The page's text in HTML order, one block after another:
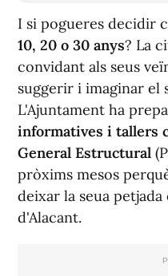
I si pogueres decidir
10, 20 o 30 anys? La
convidant als seus
suggerir i imaginar el
L'Ajuntament ha
informatives i tallers
General Estructural
pròxims mesos
deixar la seua
d'Alacant.